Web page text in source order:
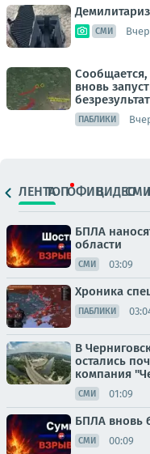
СМИ
Сообщается,
вновь
ПАБЛИКИ
ЛЕНТАТОПОФИЦ.ВИДЕО
БПЛА
области
СМИ 03:09
Хроника
ПАБЛИКИ
В
остались
компания
СМИ 01:09
БПЛА вновь
СМИ 00:09